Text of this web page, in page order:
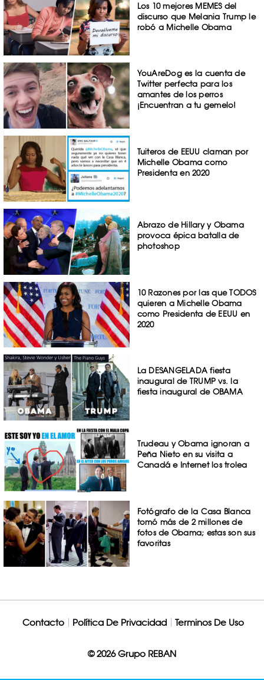
Los 10 mejores MEMES del
discurso que Melania Trump le
robó a Michelle Obama
YouAreDog es la cuenta de
Twitter perfecta para los
amantes de los perros
¡Encuentran a tu gemelo!
Tuiteros de EEUU claman por
Michelle Obama como
Presidenta en 2020
Abrazo de Hillary y Obama
provoca épica batalla de
photoshop
10 Razones por las que TODOS
quieren a Michelle Obama
como Presidenta de EEUU en
2020
La DESANGELADA fiesta
inaugural de TRUMP vs. la
fiesta inaugural de OBAMA
Trudeau y Obama ignoran a
Peña Nieto en su visita a
Canadá e Internet los trolea
Fotógrafo de la Casa Blanca
tomó más de 2 millones de
fotos de Obama; estas son sus
favoritas
Contacto Política De Privacidad Terminos De Uso
© 2026 Grupo REBAN